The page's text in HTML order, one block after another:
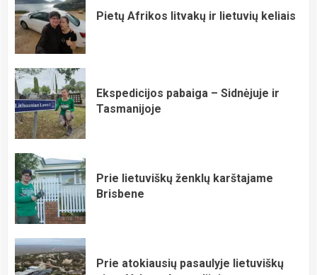
Pietų Afrikos litvakų ir lietuvių keliais
Ekspedicijos pabaiga – Sidnėjuje ir
Tasmanijoje
Prie lietuviškų ženklų karštajame
Brisbene
Prie atokiausių pasaulyje lietuviškų